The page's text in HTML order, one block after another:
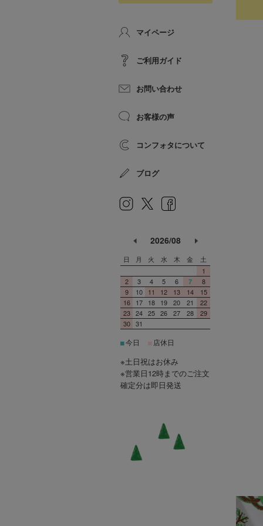
マイページ
ご利用ガイド
お問い合わせ
お客様の声
コンフォタについて
ブログ
2026/08
日 月 火 水 木 金
土
1
2
3 4 5 6 7
8
9
10 11 12 13 14
15
16
17 18 19 20 21
22
23 24 25 26 27 28
29
30 31
■今日 店休日
※土日祝はお休み
※営業日12時までのご注文
確定分は即日発送